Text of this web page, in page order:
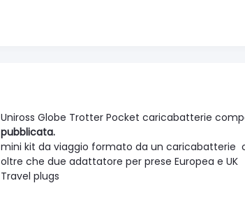
Uniross Globe Trotter Pocket caricabatterie
pubblicata.
mini kit da viaggio formato da un caricabatterie
oltre che due adattatore per prese Europea e UK
Travel plugs